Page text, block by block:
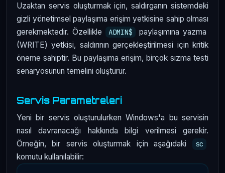
Uzaktan servis oluşturmak için, saldırganın sistemdeki
gizli yönetimsel paylaşıma erişim yetkisine sahip olması
gerekmektedir. Özellikle
ADMIN$
paylaşımına yazma
(WRITE) yetkisi, saldırının gerçekleştirilmesi için kritik
öneme sahiptir. Bu paylaşıma erişim, birçok sızma testi
senaryosunun temelini oluşturur.
Servis Parametreleri
Yeni bir servis oluşturulurken Windows'a bu servisin
nasıl davranacağı hakkında bilgi verilmesi gerekir.
Örneğin, bir servis oluşturmak için aşağıdaki
sc
komutu kullanılabilir: